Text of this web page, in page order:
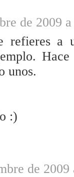
de 2009
a
unos.
:)
de 2009